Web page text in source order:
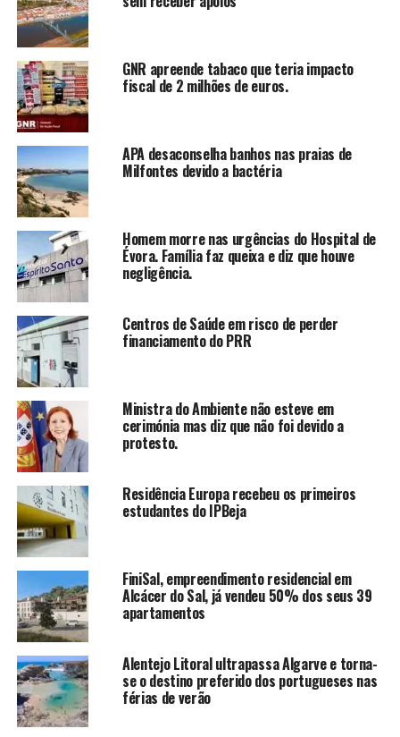
GNR apreende tabaco que teria impacto
fiscal de 2 milhões de euros.
APA desaconselha banhos nas praias de
Milfontes devido a bactéria
Homem morre nas urgências do Hospital de
Évora. Família faz queixa e diz que houve
negligência.
Centros de Saúde em risco de perder
financiamento do PRR
Ministra do Ambiente não esteve em
cerimónia mas diz que não foi devido a
protesto.
Residência Europa recebeu os primeiros
estudantes do IPBeja
FiniSal, empreendimento residencial em
Alcácer do Sal, já vendeu 50% dos seus 39
apartamentos
Alentejo Litoral ultrapassa Algarve e torna-
se o destino preferido dos portugueses nas
férias de verão